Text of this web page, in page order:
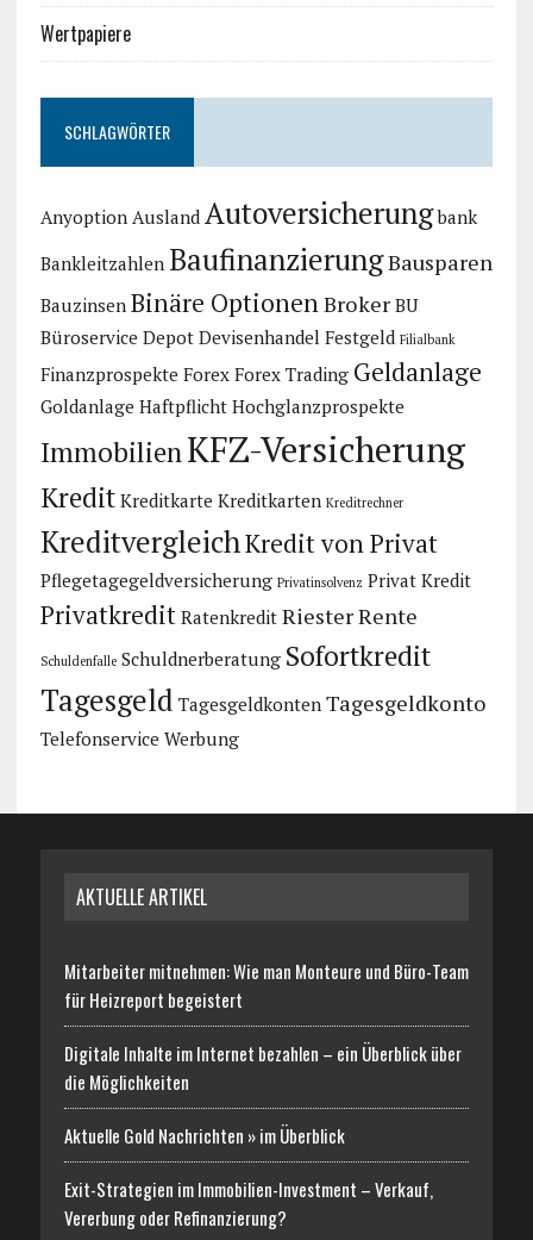
Wertpapiere
SCHLAGWÖRTER
Anyoption Ausland Autoversicherung bank
Bankleitzahlen BaufinanzierungBausparen
Bauzinsen Binäre OptionenBroker BU
Büroservice Depot Devisenhandel Festgeld Filialbank
Finanzprospekte Forex Forex Trading Geldanlage
Goldanlage Haftpflicht Hochglanzprospekte
ImmobilienKFZ-Versicherung
Kredit Kreditkarte Kreditkarten Kreditrechner
KreditvergleichKredit von Privat
Pflegetagegeldversicherung Privatinsolvenz Privat Kredit
Privatkredit Ratenkredit Riester Rente
Schuldenfalle Schuldnerberatung Sofortkredit
Tagesgeld Tagesgeldkonten Tagesgeldkonto
Telefonservice Werbung
AKTUELLE ARTIKEL
Mitarbeiter mitnehmen: Wie man Monteure und Büro-Team
für Heizreport begeistert
Digitale Inhalte im Internet bezahlen – ein Überblick über
die Möglichkeiten
Aktuelle Gold Nachrichten » im Überblick
Exit-Strategien im Immobilien-Investment – Verkauf,
Vererbung oder Refinanzierung?